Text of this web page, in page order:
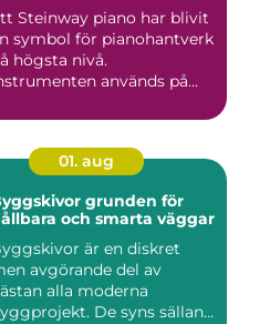
Steinway piano har blivit
symbol för pianohantverk
högsta nivå.
används på
01. aug
grunden för
och smarta väggar
är en diskret
avgörande del av
alla moderna
De syns sällan